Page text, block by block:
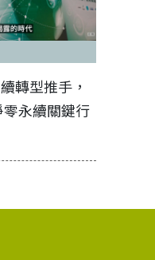
轉型推手，
永續關鍵行